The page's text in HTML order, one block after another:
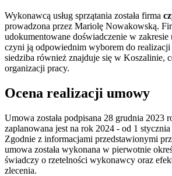
Wykonawcą usług sprzątania została firma
prowadzona przez Mariolę Nowakowską.
udokumentowane doświadczenie w zakresie
czyni ją odpowiednim wyborem do realizacji
siedziba również znajduje się w Koszalinie,
organizacji pracy.
Ocena realizacji umowy
Umowa została podpisana 28 grudnia 2023
zaplanowana jest na rok 2024 - od 1
Zgodnie z informacjami przedstawionymi
umowa została wykonana w pierwotnie
świadczy o rzetelności wykonawcy oraz
zlecenia.